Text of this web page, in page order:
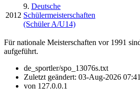
2012
9. Deutsche
Schülermeisterschaften
(Schüler A/U14)
Für nationale Meisterschaften vor 1991
aufgeführt.
de_sportler/spo_13076s.txt
Zuletzt geändert: 03-Aug-2026 07:41
von 127.0.0.1